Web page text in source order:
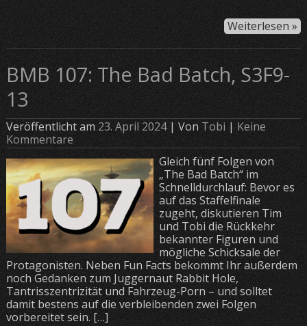
Weiterlesen »
BMB 107: The Bad Batch, S3F9-
13
Veröffentlicht am 23. April 2024| Von Tobi | Keine
Kommentare
Gleich fünf Folgen von
„The Bad Batch“ im
Schnelldurchlauf: Bevor es
auf das Staffelfinale
zugeht, diskutieren Tim
und Tobi die Rückkehr
bekannter Figuren und
mögliche Schicksale der
Protagonisten. Neben Fun Facts bekommt Ihr außerdem
noch Gedanken zum Juggernaut Rabbit Hole,
Tantrisszentrizität und Fahrzeug-Porn – und solltet
damit bestens auf die verbleibenden zwei Folgen
vorbereitet sein. […]